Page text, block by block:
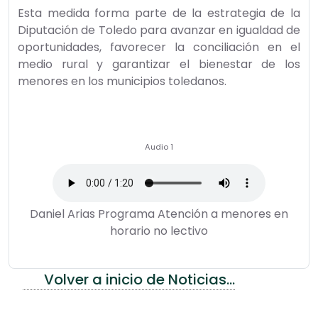
Esta medida forma parte de la estrategia de la
Diputación de Toledo para avanzar en igualdad de
oportunidades, favorecer la conciliación en el
medio rural y garantizar el bienestar de los
Daniel Arias Programa Atención a menores en
Volver a inicio de Noticias...